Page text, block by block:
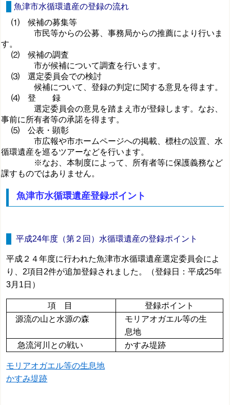
魚津市水循環遺産の登録の流れ
⑴ 候補の募集等
市民等からの公募、事務局からの推薦により行いま
す。
⑵ 候補の調査
市が候補について調査を行います。
⑶ 選定委員会での検討
候補について、登録の判定に関する意見を得ます。
⑷ 登 録
選定委員会の意見を踏まえ市が登録します。なお、
事前に所有者等の承諾を得ます。
⑸ 公表・顕彰
市広報や市ホームページへの掲載、標柱の設置、水
循環遺産を巡るツアーなどを行います。
※なお、本制度によって、所有者等に保護義務など
課すものではありません。
魚津市水循環遺産登録ポイント
平成24年度（第２回）水循環遺産の登録ポイント
平成２４年度に行われた魚津市水循環遺産選定委員会によ
り、2項目2件が追加登録されました。（登録日：平成25年
3月1日）
項 目
登録ポイント
源流の山と水源の森
モリアオガエル等の生
息地
急流河川との戦い
かすみ堤跡
モリアオガエル等の生息地
かすみ堤跡